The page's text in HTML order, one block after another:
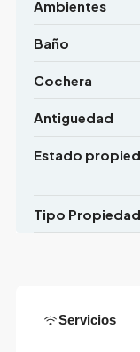
Ambientes
Baño
Cochera
Antiguedad
Estado
Tipo Propiedad
Servicios